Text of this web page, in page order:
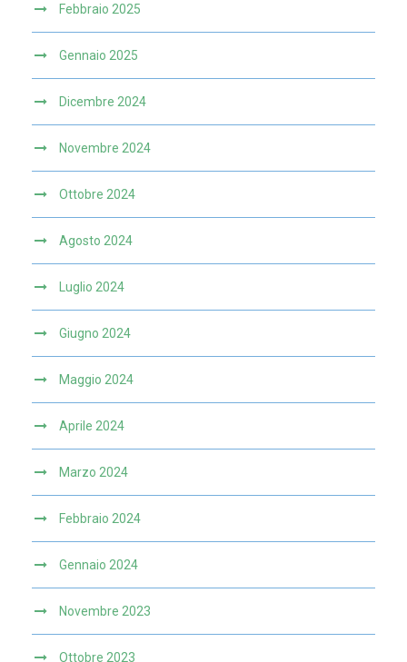
Febbraio 2025
Gennaio 2025
Dicembre 2024
Novembre 2024
Ottobre 2024
Agosto 2024
Luglio 2024
Giugno 2024
Maggio 2024
Aprile 2024
Marzo 2024
Febbraio 2024
Gennaio 2024
Novembre 2023
Ottobre 2023